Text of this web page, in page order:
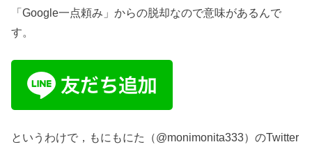
「Google一点頼み」からの脱却なので意味があるんで
す。
というわけで，もにもにた（@monimonita333）のTwitter